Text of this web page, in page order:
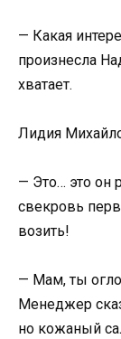
— Какая
произнесла
хватает.
Лидия
— Это… это он
свекровь
возить!
— Мам, ты
Менеджер
но кожаный